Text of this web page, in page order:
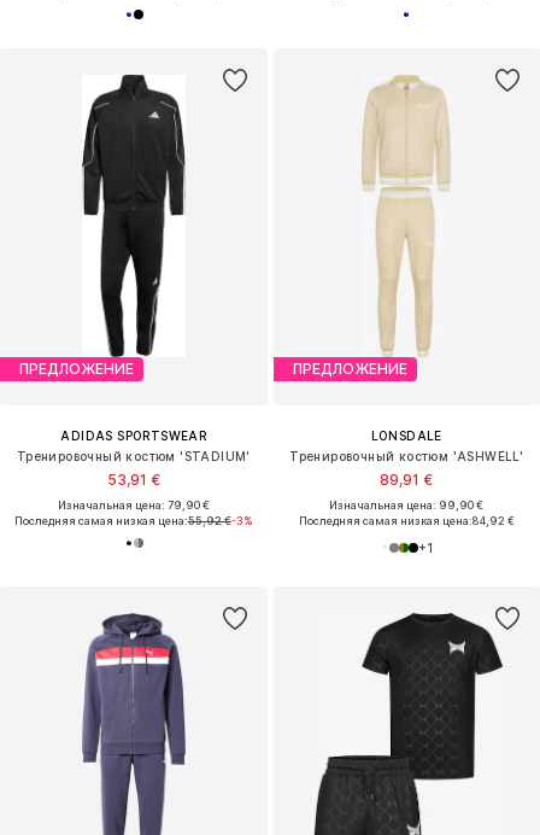
ПРЕДЛОЖЕНИЕ
ADIDAS SPORTSWEAR
Тренировочный костюм 'STADIUM'
53,91 €
Изначальная цена: 79,90 €
Последняя самая низкая цена:55,92 €-3%
ПРЕДЛОЖЕНИЕ
LONSDALE
Тренировочный костюм 'ASHWELL'
89,91 €
Изначальная цена: 99,90 €
Последняя самая низкая цена:84,92 €
+1